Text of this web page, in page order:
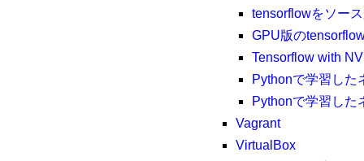
tensorflowをソー
GPU版の
Tensorflow with
Pythonで学習した
Pythonで学習した
Vagrant
VirtualBox